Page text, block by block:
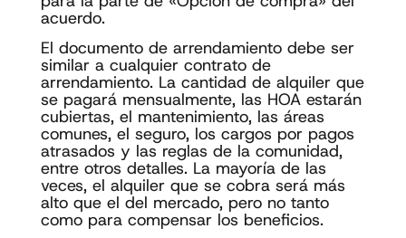
acuerdo.
El documento de arrendamiento debe ser
similar a cualquier contrato de
arrendamiento. La cantidad de alquiler que
se pagará mensualmente, las HOA estarán
cubiertas, el mantenimiento, las áreas
comunes, el seguro, los cargos por pagos
atrasados ​​y las reglas de la comunidad,
entre otros detalles. La mayoría de las
veces, el alquiler que se cobra será más
alto que el del mercado, pero no tanto
como para compensar los beneficios.